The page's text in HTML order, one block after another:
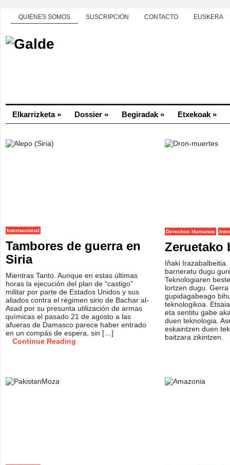
QUIÉNES SOMOS SUSCRIPCIÓN CONTACTO EUSKERA
Elkarrizketa» Dossier » Begiradak » Etxekoak »
Internacional
Tambores de guerra en
Siria
Mientras Tanto. Aunque en estas últimas
horas la ejecución del plan de “castigo”
militar por parte de Estados Unidos y sus
aliados contra el régimen sirio de Bachar al-
Asad por su presunta utilización de armas
químicas el pasado 21 de agosto a las
afueras de Damasco parece haber entrado
en un compás de espera, sin […]
Continue Reading
Derechos Humanos
Zeruetako
Iñaki
barneratu dugu
Teknologiaren
lortzen dugu.
gupidagabeago
teknologikoa.
eta sentitu gabe
duen teknologia.
eskaintzen duen
baitzara zikintzen.